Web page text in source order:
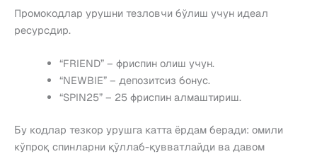
Промокодлар урушни тезловчи бўлиш учун идеал
ресурсдир.
“FRIEND” – фриспин олиш учун.
“NEWBIE” – депозитсиз бонус.
“SPIN25” – 25 фриспин алмаштириш.
Бу кодлар тезкор урушга катта ёрдам беради: омили
кўпроқ спинларни қўллаб-қувватлайди ва давом